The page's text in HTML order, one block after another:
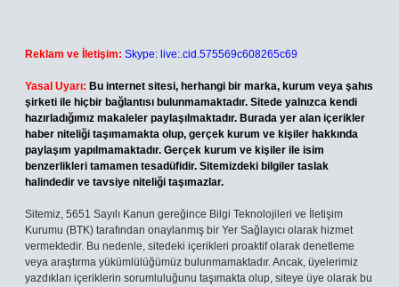
Reklam ve İletişim: Skype: live:.cid.575569c608265c69
Yasal Uyarı: Bu internet sitesi, herhangi bir marka, kurum veya şahıs
şirketi ile hiçbir bağlantısı bulunmamaktadır. Sitede yalnızca kendi
hazırladığımız makaleler paylaşılmaktadır. Burada yer alan içerikler
haber niteliği taşımamakta olup, gerçek kurum ve kişiler hakkında
paylaşım yapılmamaktadır. Gerçek kurum ve kişiler ile isim
benzerlikleri tamamen tesadüfidir. Sitemizdeki bilgiler taslak
halindedir ve tavsiye niteliği taşımazlar.
Sitemiz, 5651 Sayılı Kanun gereğince Bilgi Teknolojileri ve İletişim
Kurumu (BTK) tarafından onaylanmış bir Yer Sağlayıcı olarak hizmet
vermektedir. Bu nedenle, sitedeki içerikleri proaktif olarak denetleme
veya araştırma yükümlülüğümüz bulunmamaktadır. Ancak, üyelerimiz
yazdıkları içeriklerin sorumluluğunu taşımakta olup, siteye üye olarak bu